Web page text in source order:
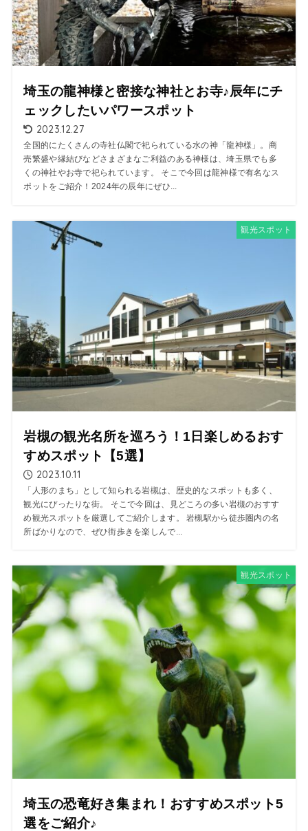
埼玉の龍神様と密接な神社とお寺♪辰年にチ
ェックしたいパワースポット
2023.12.27
全国的にたくさんの寺社仏閣で祀られている水の神「龍神様」。商
売繁盛や縁結びなどさまざまなご利益のある神様は、埼玉県でも多
くの神社やお寺で祀られています。 そこで今回は龍神様で有名なス
ポットをご紹介！2024年の辰年にぜひ...
観光スポット
岩槻の観光名所を巡ろう！1日楽しめるおす
すめスポット【5選】
2023.10.11
「人形のまち」として知られる岩槻は、歴史的なスポットも多く、
観光にぴったりな街。 そこで今回は、見どころの多い岩槻のおすす
め観光スポットを厳選してご紹介します。 岩槻駅から徒歩圏内の名
所ばかりなので、ぜひ街歩きを楽しんで...
観光スポット
埼玉の恐竜好き集まれ！おすすめスポット5
選をご紹介♪